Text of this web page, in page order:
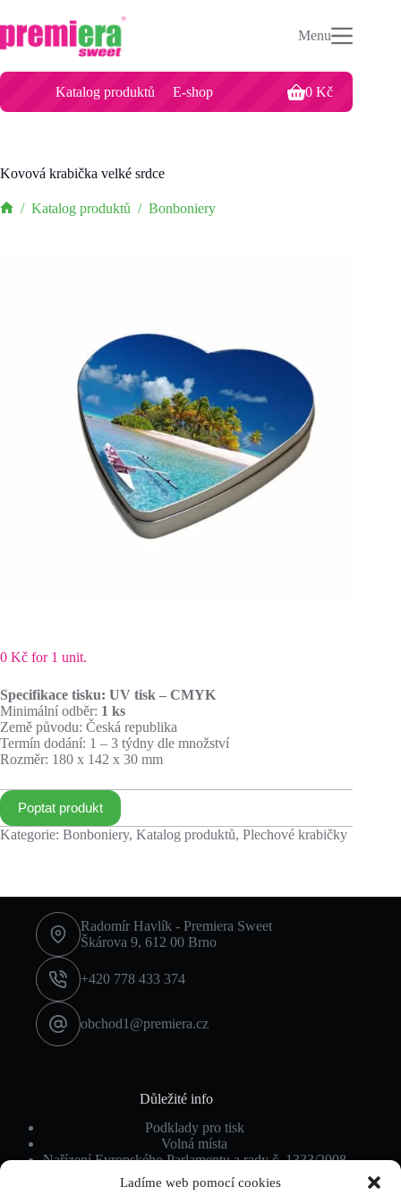
Ladíme web pomocí cookies
0 for 1 unit.
Přidat do košíku
Menu
Katalog produktů E-shop 0 Kč
Kovová krabička velké srdce
/ Katalog produktů / Bonboniery
0 Kč for 1 unit.
Specifikace tisku: UV tisk – CMYK
Minimální odběr: 1 ks
Země původu: Česká republika
Termín dodání: 1 – 3 týdny dle množství
Rozměr: 180 x 142 x 30 mm
Poptat produkt
Kategorie: Bonboniery, Katalog produktů, Plechové krabičky
Radomír Havlík - Premiera Sweet
Škárova 9, 612 00 Brno
+420 778 433 374
obchod1@premiera.cz
Důležité info
Podklady pro tisk
Volná místa
Nařízení Evropského Parlamentu a rady č. 1333/2008
Ochrana osobních údajů